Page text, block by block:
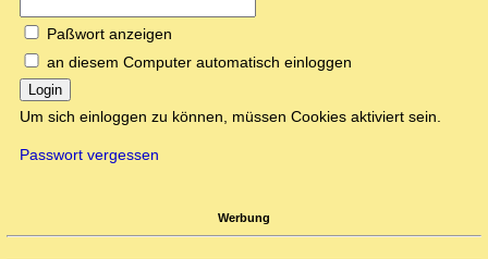
Paßwort anzeigen
an diesem Computer automatisch einloggen
Login
Um sich einloggen zu können, müssen Cookies aktiviert sein.
Passwort vergessen
Werbung